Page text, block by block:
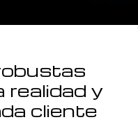
realidad y
cliente